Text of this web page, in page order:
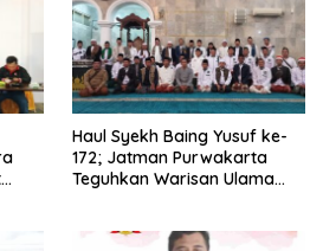
Haul Syekh Baing Yusuf ke-
172; Jatman Purwakarta
Teguhkan Warisan Ulama